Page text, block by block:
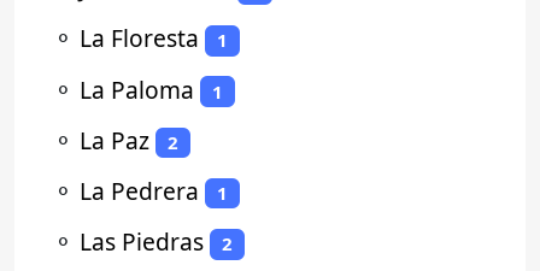
⚬ La Floresta 1
⚬ La Paloma 1
⚬ La Paz 2
⚬ La Pedrera 1
⚬ Las Piedras 2